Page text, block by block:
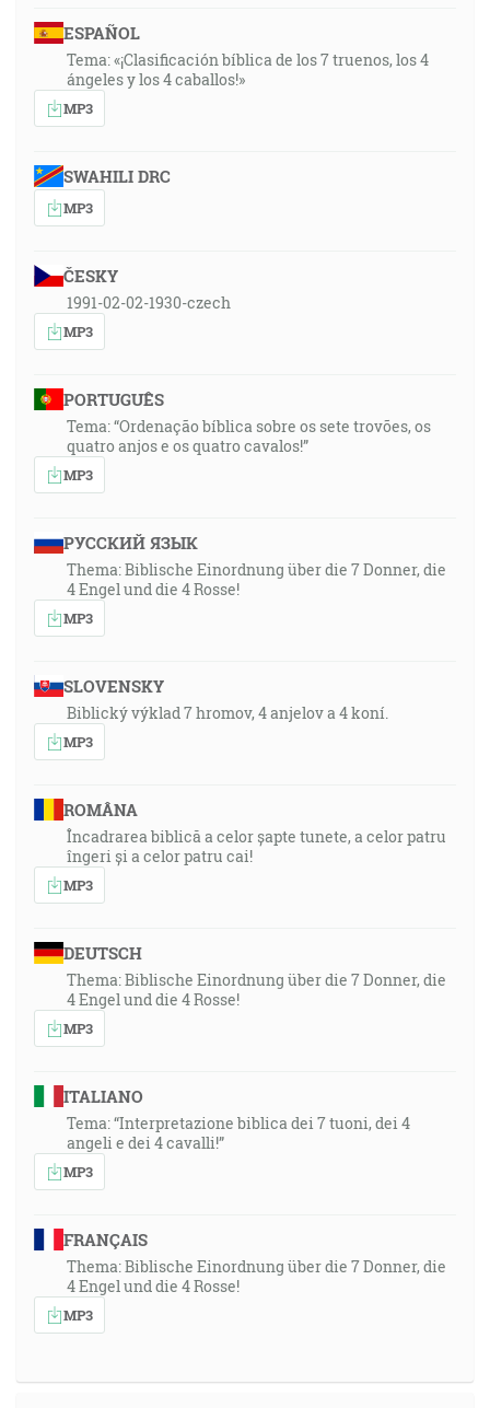
ESPAÑOL
Tema: «¡Clasificación bíblica de los 7 truenos, los 4
ángeles y los 4 caballos!»
MP3
SWAHILI DRC
MP3
ČESKY
1991-02-02-1930-czech
MP3
PORTUGUÊS
Tema: “Ordenação bíblica sobre os sete trovões, os
quatro anjos e os quatro cavalos!”
MP3
РУССКИЙ ЯЗЫК
Thema: Biblische Einordnung über die 7 Donner, die
4 Engel und die 4 Rosse!
MP3
SLOVENSKY
Biblický výklad 7 hromov, 4 anjelov a 4 koní.
MP3
ROMÂNA
Încadrarea biblică a celor șapte tunete, a celor patru
îngeri și a celor patru cai!
MP3
DEUTSCH
Thema: Biblische Einordnung über die 7 Donner, die
4 Engel und die 4 Rosse!
MP3
ITALIANO
Tema: “Interpretazione biblica dei 7 tuoni, dei 4
angeli e dei 4 cavalli!”
MP3
FRANÇAIS
Thema: Biblische Einordnung über die 7 Donner, die
4 Engel und die 4 Rosse!
MP3